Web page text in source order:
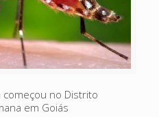
começou no Distrito
em Goiás